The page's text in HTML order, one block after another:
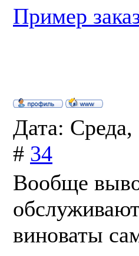
Пример
Дата:
# 34
Вообще
виноваты